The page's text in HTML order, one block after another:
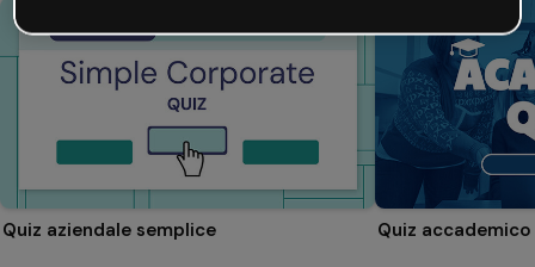
Quiz aziendale semplice Quiz accademico